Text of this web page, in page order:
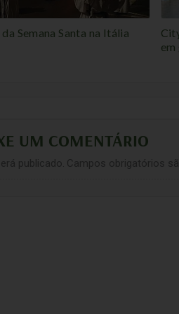
da Semana Santa na Itália
em
UM COMENTÁRIO
publicado. Campos obrigatórios